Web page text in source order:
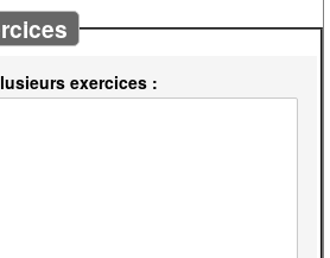
exercices :